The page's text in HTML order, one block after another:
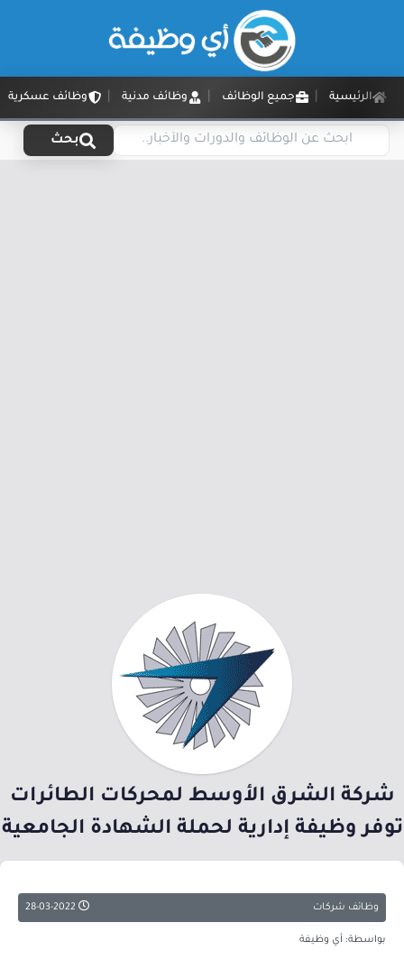
الرئيسية جميع الوظائف وظائف مدنية وظائف عسكرية
بحث
شركة الشرق الأوسط لمحركات الطائرات
توفر وظيفة إدارية لحملة الشهادة الجامعية
وظائف شركات
بواسطة: أي وظيفة